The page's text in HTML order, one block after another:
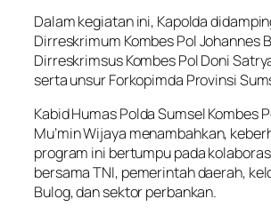
Dalam kegiatan ini, Kapolda
Dirreskrimum Kombes Pol Johannes
Dirreskrimsus Kombes Pol Doni
serta unsur Forkopimda Provinsi
Kabid Humas Polda Sumsel Kombes
Mu’min Wijaya menambahkan,
program ini bertumpu pada
bersama TNI, pemerintah daerah,
Bulog, dan sektor perbankan.